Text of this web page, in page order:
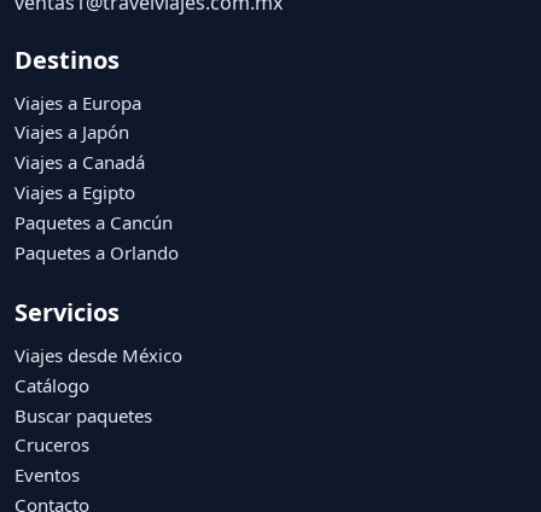
Destinos
Viajes a Europa
Viajes a Japón
Viajes a Canadá
Viajes a Egipto
Paquetes a Cancún
Paquetes a Orlando
Servicios
Viajes desde México
Catálogo
Buscar paquetes
Cruceros
Eventos
Contacto